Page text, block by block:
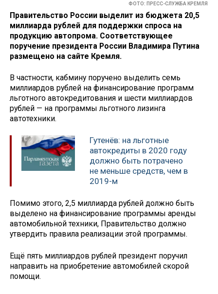
ФОТО: ПРЕСС-СЛУЖБА КРЕМЛЯ
Правительство России выделит из бюджета 20,5
миллиарда рублей для поддержки спроса на
продукцию автопрома. Соответствующее
поручение президента России Владимира Путина
размещено на сайте Кремля.
В частности, кабмину поручено выделить семь
миллиардов рублей на финансирование программ
льготного автокредитования и шести миллиардов
рублей — на программы льготного лизинга
автотехники.
Гутенёв: на льготные
автокредиты в 2020 году
должно быть потрачено
не меньше средств, чем в
2019-м
Помимо этого, 2,5 миллиарда рублей должно быть
выделено на финансирование программы аренды
автомобильной техники, Правительство должно
утвердить правила реализации этой программы.
Ещё пять миллиардов рублей президент поручил
направить на приобретение автомобилей скорой
помощи.